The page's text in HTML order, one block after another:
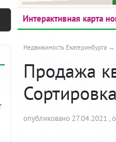
Интерактивная карта
Недвижимость Екатеринбурга
Продажа
опубликовано 27.04.2021 ,